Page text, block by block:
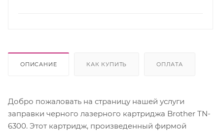
ОПИСАНИЕ КАК КУПИТЬ ОПЛАТА
Добро пожаловать на страницу нашей услуги
заправки черного лазерного картриджа Brother TN-
6300. Этот картридж, произведенный фирмой